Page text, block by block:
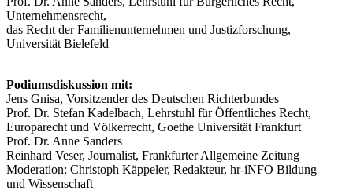
Unternehmensrecht,
das Recht der Familienunternehmen und Justizforschung,
Universität Bielefeld
Podiumsdiskussion mit:
Jens Gnisa, Vorsitzender des Deutschen Richterbundes
Prof. Dr. Stefan Kadelbach, Lehrstuhl für Öffentliches Recht,
Europarecht und Völkerrecht, Goethe Universität Frankfurt
Prof. Dr. Anne Sanders
Reinhard Veser, Journalist, Frankfurter Allgemeine Zeitung
Moderation: Christoph Käppeler, Redakteur, hr-iNFO Bildung
und Wissenschaft